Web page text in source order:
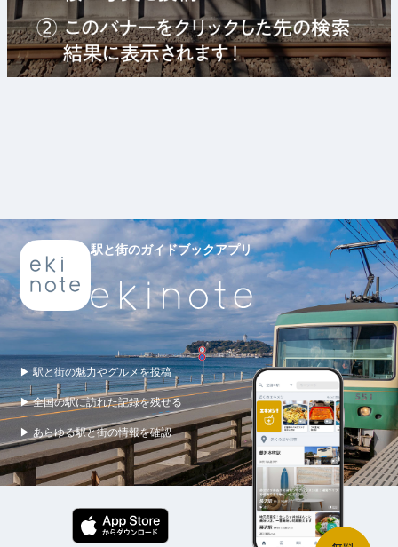
駅と街のガイドブックアプリ
▶ 駅と街の魅力やグルメを投稿
▶ 全国の駅に訪れた記録を残せる
▶ あらゆる駅と街の情報を確認